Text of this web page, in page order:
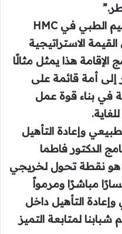
أكد نائب الرئيس الطبي ، التعليم الطبي في HMC
الاستراتيجية
الإقامة هذا يمثل مثالًا
أمة قائمة على
في بناء قوة عمل
وإعادة التأهيل
الدكتور فاطما
هو نقطة تحول لخريجي
مباشرًا ومرمواً
التأهيل داخل
لمتابعة التميز